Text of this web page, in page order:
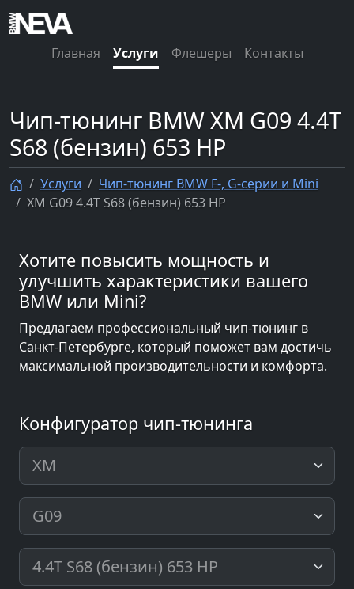
Главная Услуги Флешеры Контакты
Чип-тюнинг BMW XM G09 4.4T
S68 (бензин) 653 HP
Услуги
Чип-тюнинг BMW F-, G-серии и Mini
XM G09 4.4T S68 (бензин) 653 HP
Хотите повысить мощность и
улучшить характеристики вашего
BMW или Mini?
Предлагаем профессиональный чип-тюнинг в
Санкт-Петербурге, который поможет вам достичь
максимальной производительности и комфорта.
Конфигуратор чип-тюнинга